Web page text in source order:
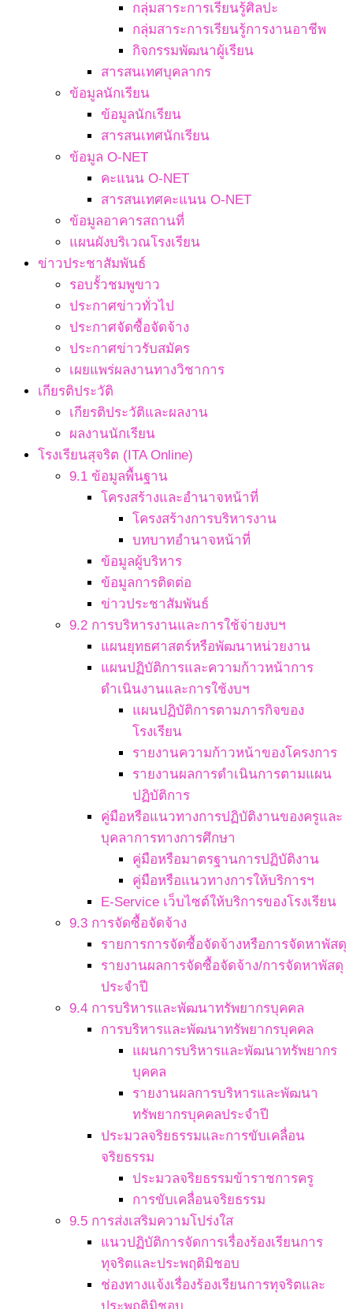
กลุ่มสาระการเรียนรู้ศิลปะ
กลุ่มสาระการเรียนรู้การงานอาชีพ
กิจกรรมพัฒนาผู้เรียน
สารสนเทศบุคลากร
ข้อมูลนักเรียน
ข้อมูลนักเรียน
สารสนเทศนักเรียน
ข้อมูล O-NET
คะแนน O-NET
สารสนเทศคะแนน O-NET
ข้อมูลอาคารสถานที่
แผนผังบริเวณโรงเรียน
ข่าวประชาสัมพันธ์
รอบรั้วชมพูขาว
ประกาศข่าวทั่วไป
ประกาศจัดซื้อจัดจ้าง
ประกาศข่าวรับสมัคร
เผยแพร่ผลงานทางวิชาการ
เกียรติประวัติ
เกียรติประวัติและผลงาน
ผลงานนักเรียน
โรงเรียนสุจริต (ITA Online)
9.1 ข้อมูลพื้นฐาน
โครงสร้างและอำนาจหน้าที่
โครงสร้างการบริหารงาน
บทบาทอำนาจหน้าที่
ข้อมูลผู้บริหาร
ข้อมูลการติดต่อ
ข่าวประชาสัมพันธ์
9.2 การบริหารงานและการใช้จ่ายงบฯ
แผนยุทธศาสตร์หรือพัฒนาหน่วยงาน
แผนปฏิบัติการและความก้าวหน้าการ
ดำเนินงานและการใช้งบฯ
แผนปฏิบัติการตามภารกิจของ
โรงเรียน
รายงานความก้าวหน้าของโครงการ
รายงานผลการดำเนินการตามแผน
ปฏิบัติการ
คู่มือหรือแนวทางการปฏิบัติงานของครูและ
บุคลาการทางการศึกษา
คู่มือหรือมาตรฐานการปฏิบัติงาน
คู่มือหรือแนวทางการให้บริการฯ
E-Service เว็บไซต์ให้บริการของโรงเรียน
9.3 การจัดซื้อจัดจ้าง
รายการการจัดซื้อจัดจ้างหรือการจัดหาพัสดุ
รายงานผลการจัดซื้อจัดจ้าง/การจัดหาพัสดุ
ประจำปี
9.4 การบริหารและพัฒนาทรัพยากรบุคคล
การบริหารและพัฒนาทรัพยากรบุคคล
แผนการบริหารและพัฒนาทรัพยากร
บุคคล
รายงานผลการบริหารและพัฒนา
ทรัพยากรบุคคลประจำปี
ประมวลจริยธรรมและการขับเคลื่อน
จริยธรรม
ประมวลจริยธรรมข้าราชการครู
การขับเคลื่อนจริยธรรม
9.5 การส่งเสริมความโปร่งใส
แนวปฏิบัติการจัดการเรื่องร้องเรียนการ
ทุจริตและประพฤติมิชอบ
ช่องทางแจ้งเรื่องร้องเรียนการทุจริตและ